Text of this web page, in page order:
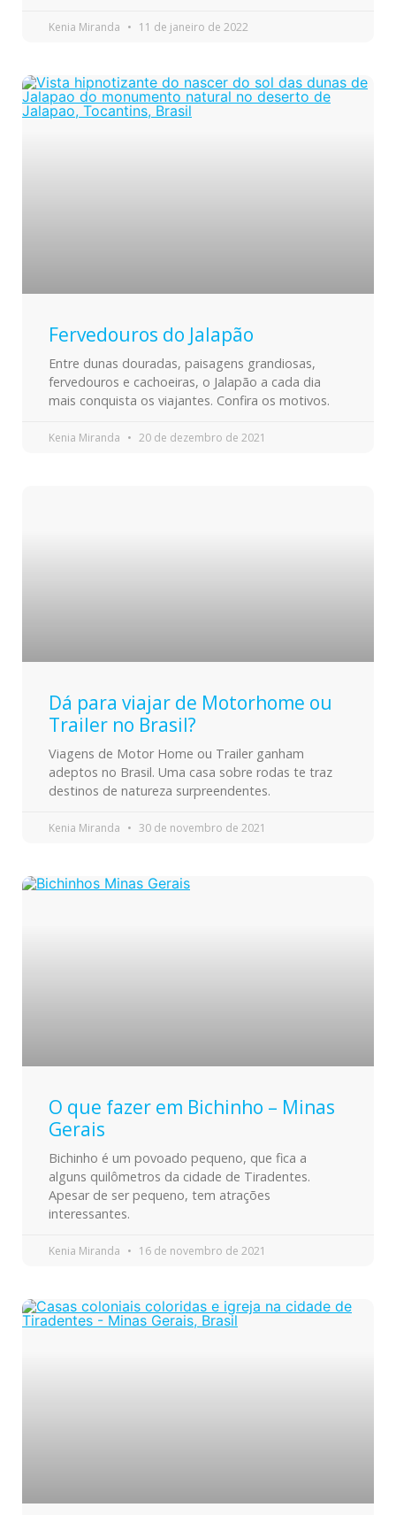
Kenia Miranda 11 de janeiro de 2022
Fervedouros do Jalapão
Entre dunas douradas, paisagens grandiosas,
fervedouros e cachoeiras, o Jalapão a cada dia
mais conquista os viajantes. Confira os motivos.
Kenia Miranda 20 de dezembro de 2021
Dá para viajar de Motorhome ou
Trailer no Brasil?
Viagens de Motor Home ou Trailer ganham
adeptos no Brasil. Uma casa sobre rodas te traz
destinos de natureza surpreendentes.
Kenia Miranda 30 de novembro de 2021
O que fazer em Bichinho – Minas
Gerais
Bichinho é um povoado pequeno, que fica a
alguns quilômetros da cidade de Tiradentes.
Apesar de ser pequeno, tem atrações
interessantes.
Kenia Miranda 16 de novembro de 2021